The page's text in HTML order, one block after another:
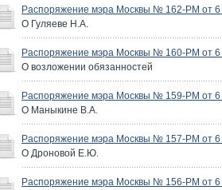
Распоряжение мэра Москвы № 162-РМ от 6
О Гуляеве Н.А.
Распоряжение мэра Москвы № 160-РМ от 6
О возложении обязанностей
Распоряжение мэра Москвы № 159-РМ от 6
О Маныкине В.А.
Распоряжение мэра Москвы № 157-РМ от 6
О Дроновой Е.Ю.
Распоряжение мэра Москвы № 156-РМ от 6